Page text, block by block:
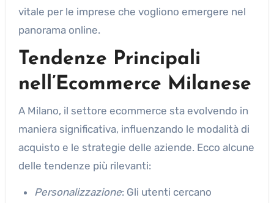
vitale per le imprese che vogliono emergere nel
panorama online.
Tendenze Principali
nell’Ecommerce Milanese
A Milano, il settore ecommerce sta evolvendo in
maniera significativa, influenzando le modalità di
acquisto e le strategie delle aziende. Ecco alcune
delle tendenze più rilevanti:
Personalizzazione: Gli utenti cercano